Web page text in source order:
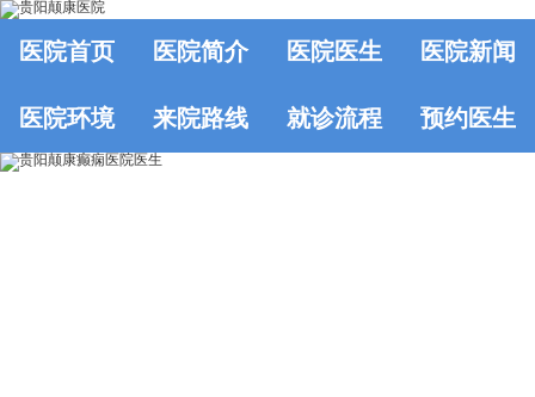
医院首页 医院简介 医院医生 医院新闻
医院环境 来院路线 就诊流程 预约医生